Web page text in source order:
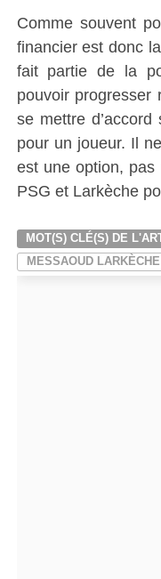
Comme souvent
financier est donc
fait partie de la
pouvoir progresser
se mettre
pour un joueur. Il
est une option,
PSG et Larkèche
MOT(S) CLÉ(S) DE
MESSAOUD LARKÈCHE